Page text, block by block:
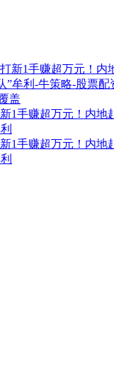
1手赚超万元！内地
1手赚超万元！内地